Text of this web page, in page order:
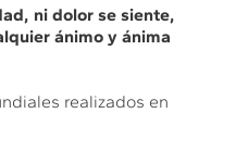
ni dolor se siente,
ánimo y ánima
realizados en